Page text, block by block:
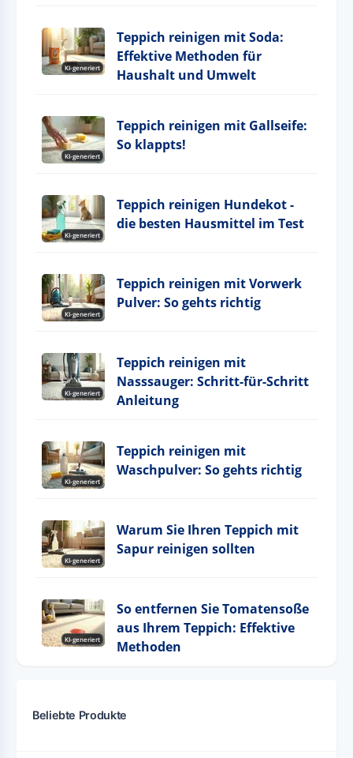
KI-generiert
Teppich reinigen mit Soda:
Effektive Methoden für
Haushalt und Umwelt
KI-generiert
Teppich reinigen mit Gallseife:
So klappts!
KI-generiert
Teppich reinigen Hundekot -
die besten Hausmittel im Test
KI-generiert
Teppich reinigen mit Vorwerk
Pulver: So gehts richtig
KI-generiert
Teppich reinigen mit
Nasssauger: Schritt-für-Schritt
Anleitung
KI-generiert
Teppich reinigen mit
Waschpulver: So gehts richtig
KI-generiert
Warum Sie Ihren Teppich mit
Sapur reinigen sollten
KI-generiert
So entfernen Sie Tomatensoße
aus Ihrem Teppich: Effektive
Methoden
Beliebte Produkte